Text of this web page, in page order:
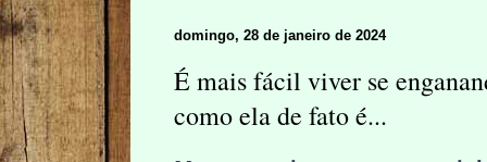
domingo, 28 de janeiro de 2024
É mais fácil viver se
como ela de fato é...